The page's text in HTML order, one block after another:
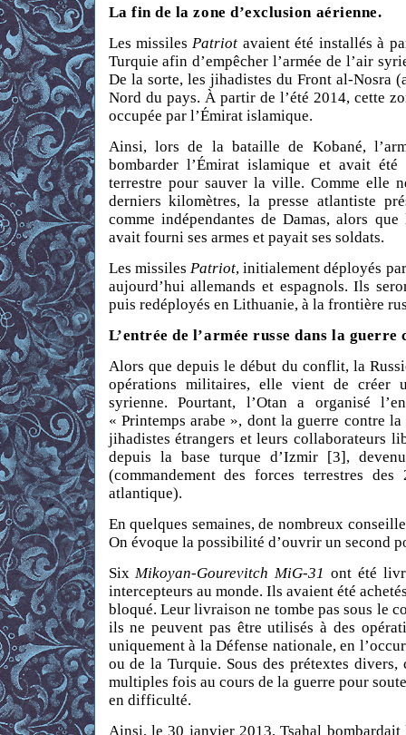
La fin de la zone d’exclusion aérienne.
Les missiles Patriot avaient été installés à
Turquie afin d’empêcher l’armée de l’air
De la sorte, les jihadistes du Front al-Nosra
Nord du pays. À partir de l’été 2014, cette
occupée par l’Émirat islamique.
Ainsi, lors de la bataille de Kobané,
bombarder l’Émirat islamique et avait
terrestre pour sauver la ville. Comme elle
derniers kilomètres, la presse atlantiste
comme indépendantes de Damas, alors
avait fourni ses armes et payait ses soldats.
Les missiles Patriot, initialement déployés
aujourd’hui allemands et espagnols. Ils
puis redéployés en Lithuanie, à la frontière
L’entrée de l’armée russe dans la
Alors que depuis le début du conflit, la
opérations militaires, elle vient de créer
syrienne. Pourtant, l’Otan a organisé
« Printemps arabe », dont la guerre contre
jihadistes étrangers et leurs collaborateurs
depuis la base turque d’Izmir [3],
(commandement des forces terrestres
atlantique).
En quelques semaines, de nombreux
On évoque la possibilité d’ouvrir un second
Six Mikoyan-Gourevitch MiG-31 ont été
intercepteurs au monde. Ils avaient été
bloqué. Leur livraison ne tombe pas sous le
ils ne peuvent pas être utilisés à des
uniquement à la Défense nationale, en
ou de la Turquie. Sous des prétextes
multiples fois au cours de la guerre pour
en difficulté.
Ainsi, le 30 janvier 2013, Tsahal